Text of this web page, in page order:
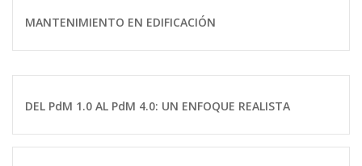
MANTENIMIENTO EN EDIFICACIÓN
DEL PdM 1.0 AL PdM 4.0: UN ENFOQUE REALISTA